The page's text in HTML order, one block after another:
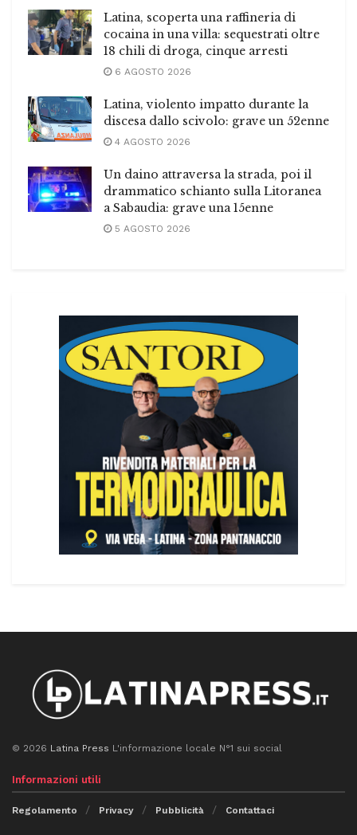
Latina, scoperta una raffineria di
cocaina in una villa: sequestrati oltre
18 chili di droga, cinque arresti
6 AGOSTO 2026
Latina, violento impatto durante la
discesa dallo scivolo: grave un 52enne
4 AGOSTO 2026
Un daino attraversa la strada, poi il
drammatico schianto sulla Litoranea
a Sabaudia: grave una 15enne
5 AGOSTO 2026
© 2026 Latina Press L'informazione locale N°1 sui social
Informazioni utili
Regolamento Privacy Pubblicità Contattaci